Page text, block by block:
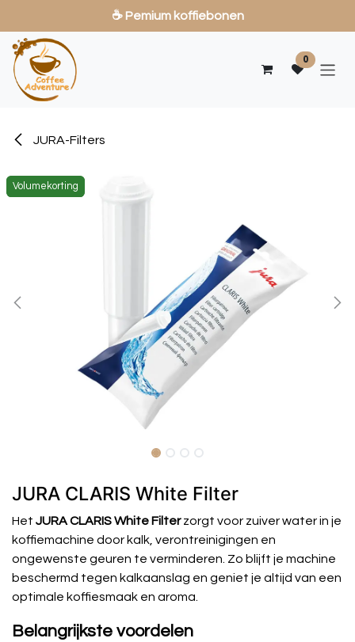
☕ Pemium koffiebonen
Overslaan naar inhoud
0
JURA-Filters
Volumekorting
Volumekorting
JURA CLARIS White Filter
Het JURA CLARIS White Filterzorgt voor zuiver water in je
koffiemachine door kalk, verontreinigingen en
ongewenste geuren te verminderen. Zo blijft je machine
beschermd tegen kalkaanslag en geniet je altijd van een
optimale koffiesmaak en aroma.
Belangrijkste voordelen